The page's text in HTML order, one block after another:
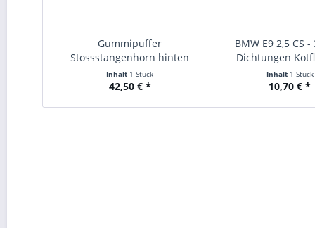
Gummipuffer
Stossstangenhorn hinten
BMW...
Inhalt 1 Stück
42,50 € *
BMW E9 2,5 CS -
Dichtungen
Inhalt 1 Stück
10,70 € *